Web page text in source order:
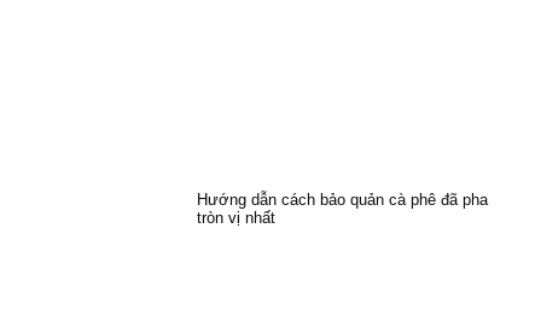
Hướng dẫn cách bảo quản cà phê đã pha
tròn vị nhất